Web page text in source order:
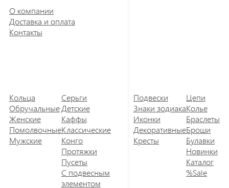
О компании
Доставка и оплата
Контакты
Кольца
Обручальные
Женские
Помолвочные
Мужские
Серьги
Детские
Каффы
Классические
Конго
Протяжки
Пусеты
С подвесным
элементом
Подвески
Знаки зодиака
Иконки
Декоративные
Кресты
Цепи
Колье
Браслеты
Броши
Булавки
Новинки
Каталог
%Sale